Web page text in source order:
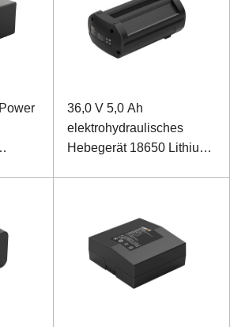
36,0 V 5,0 Ah
elektrohydraulisches
Hebegerät 18650 Lithium-